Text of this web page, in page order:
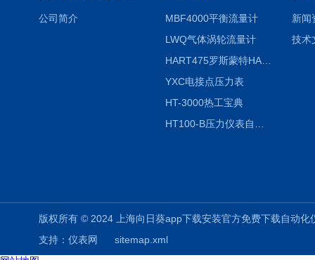
公司简介
MBF4000平衡流量计
LWQ气体涡轮流量计
HART475罗斯蒙特HART475手操器
YXC电接点压力表
HT-3000热工宝典
新闻
技术
版权所有 © 2024 上海向日葵app下载安装官方免费下载自
支持： 仪表网
sitemap.xml